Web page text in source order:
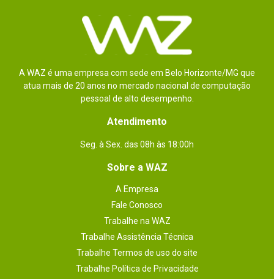
A WAZ é uma empresa com sede em Belo Horizonte/MG que
atua mais de 20 anos no mercado nacional de computação
pessoal de alto desempenho.
Atendimento
Seg. à Sex. das 08h às 18:00h
Sobre a WAZ
A Empresa
Fale Conosco
Trabalhe na WAZ
Trabalhe Assistência Técnica
Trabalhe Termos de uso do site
Trabalhe Política de Privacidade